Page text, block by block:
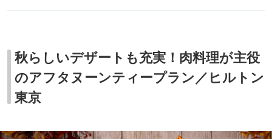
秋らしいデザートも充実！肉料理が主役
のアフタヌーンティープラン／ヒルトン
東京